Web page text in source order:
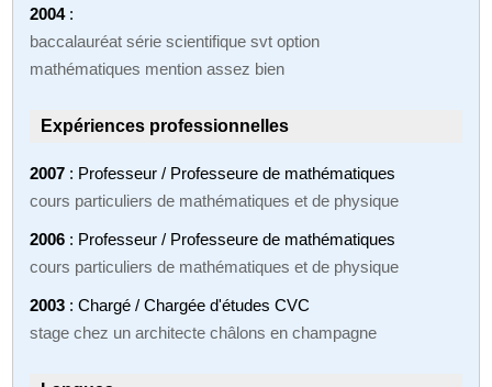
2004:
baccalauréat série scientifique svt option
mathématiques mention assez bien
Expériences professionnelles
2007 : Professeur / Professeure de mathématiques
cours particuliers de mathématiques et de physique
2006 : Professeur / Professeure de mathématiques
cours particuliers de mathématiques et de physique
2003 : Chargé / Chargée d'études CVC
stage chez un architecte châlons en champagne